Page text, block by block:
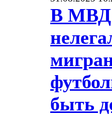
В МВД
быть